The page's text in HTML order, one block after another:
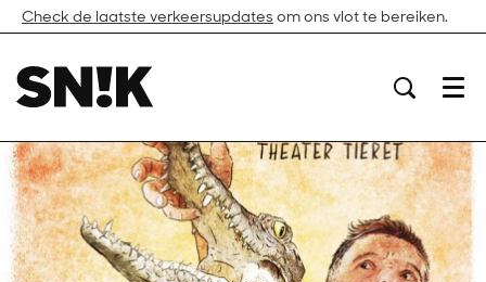
Check de laatste verkeersupdates om ons vlot te bereiken.
Menu